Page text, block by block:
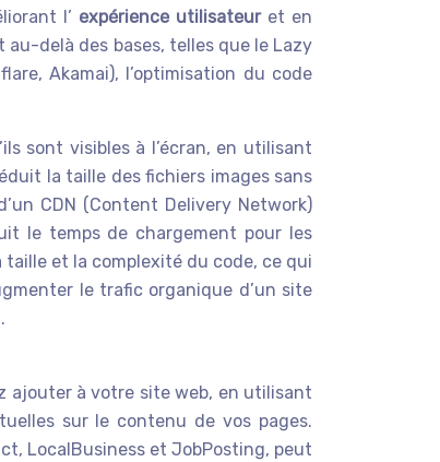
l’ expérience utilisateur et en
delà des bases, telles que le Lazy
Akamai), l’optimisation du code
sont visibles à l’écran, en utilisant
la taille des fichiers images sans
CDN (Content Delivery Network)
le temps de chargement pour les
et la complexité du code, ce qui
le trafic organique d’un site
.
ajouter à votre site web, en utilisant
sur le contenu de vos pages.
LocalBusiness et JobPosting, peut